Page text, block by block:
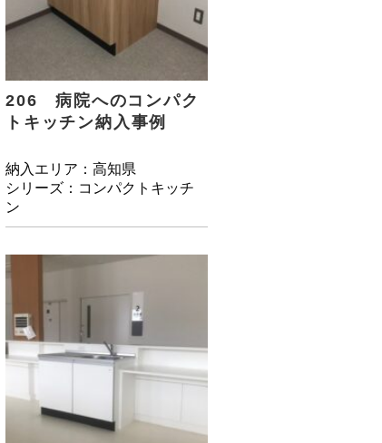
206 病院へのコンパク
トキッチン納入事例
納入エリア：高知県
シリーズ：コンパクトキッチ
ン